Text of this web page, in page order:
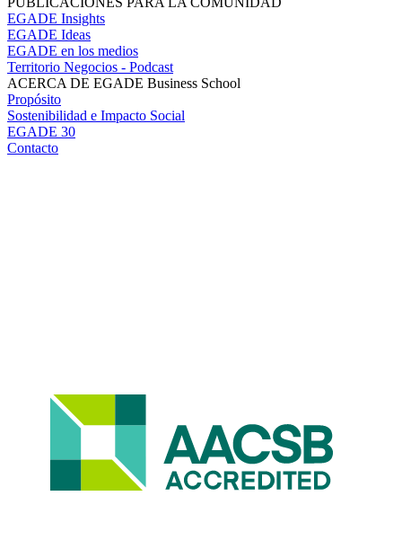
EGADE Insights
EGADE Ideas
EGADE en los medios
Territorio Negocios - Podcast
ACERCA DE EGADE Business School
Propósito
Sostenibilidad e Impacto Social
EGADE 30
Contacto